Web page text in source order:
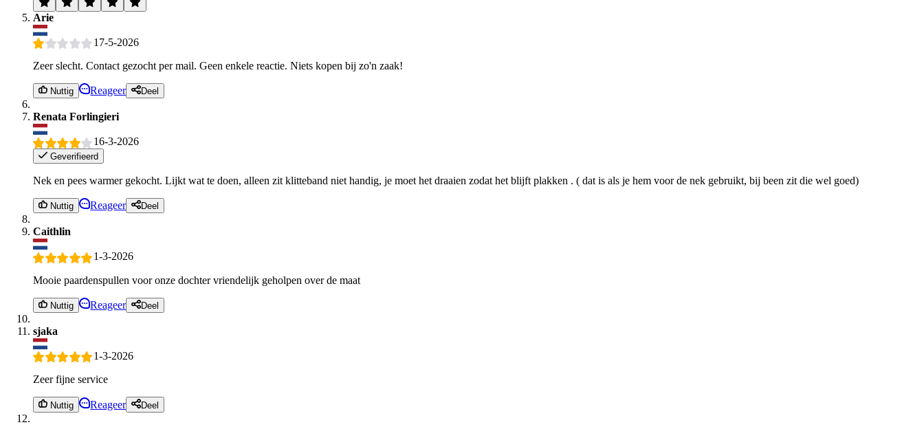
Arie
17-5-2026
Zeer slecht. Contact gezocht per mail. Geen enkele reactie. Niets kopen bij zo'n zaak!
Nuttig Reageer Deel
Renata Forlingieri
16-3-2026
Geverifieerd
Nek en pees warmer gekocht. Lijkt wat te doen, alleen zit klitteband niet handig, je moet het draaien zodat het blijft plakken . ( dat is als je hem voor de nek gebruikt, bij been zit die wel goed)
Nuttig Reageer Deel
Caithlin
1-3-2026
Mooie paardenspullen voor onze dochter vriendelijk geholpen over de maat
Nuttig Reageer Deel
sjaka
1-3-2026
Zeer fijne service
Nuttig Reageer Deel